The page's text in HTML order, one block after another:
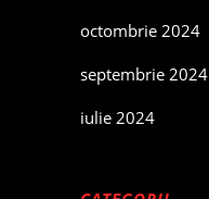
octombrie 2024
septembrie 2024
iulie 2024